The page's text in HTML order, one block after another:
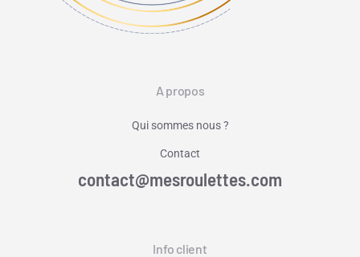
A propos
Qui sommes nous ?
Contact
contact@mesroulettes.com
Info client